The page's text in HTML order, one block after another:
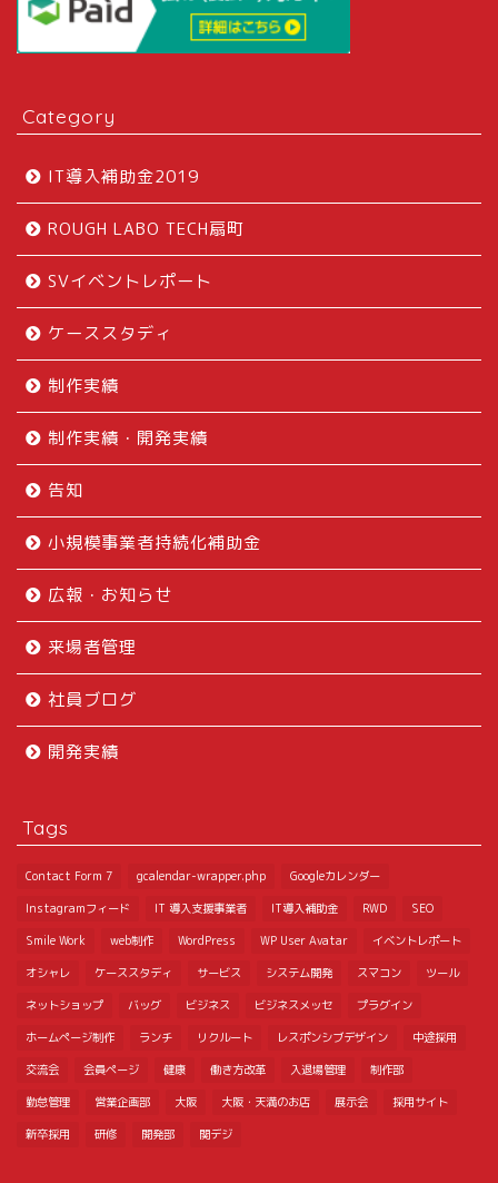
Category
IT導入補助金2019
ROUGH LABO TECH扇町
SVイベントレポート
ケーススタディ
制作実績
制作実績・開発実績
告知
小規模事業者持続化補助金
広報・お知らせ
来場者管理
社員ブログ
開発実績
Tags
Contact Form 7 gcalendar-wrapper.php Googleカレンダー
Instagramフィード IT 導入支援事業者 IT導入補助金 RWD SEO
Smile Work web制作 WordPress WP User Avatar イベントレポート
オシャレ ケーススタディ サービス システム開発 スマコン ツール
ネットショップ バッグ ビジネス ビジネスメッセ プラグイン
ホームページ制作 ランチ リクルート レスポンシブデザイン 中途採用
交流会 会員ページ 健康 働き方改革 入退場管理 制作部
勤怠管理 営業企画部 大阪 大阪・天満のお店 展示会 採用サイト
新卒採用 研修 開発部 関デジ